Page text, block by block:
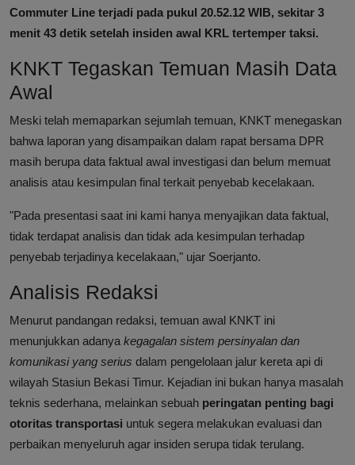
Commuter Line terjadi pada pukul 20.52.12 WIB, sekitar 3
menit 43 detik setelah insiden awal KRL tertemper taksi.
KNKT Tegaskan Temuan Masih Data
Awal
Meski telah memaparkan sejumlah temuan, KNKT menegaskan
bahwa laporan yang disampaikan dalam rapat bersama DPR
masih berupa data faktual awal investigasi dan belum memuat
analisis atau kesimpulan final terkait penyebab kecelakaan.
"Pada presentasi saat ini kami hanya menyajikan data faktual,
tidak terdapat analisis dan tidak ada kesimpulan terhadap
penyebab terjadinya kecelakaan," ujar Soerjanto.
Analisis Redaksi
Menurut pandangan redaksi, temuan awal KNKT ini
menunjukkan adanya kegagalan sistem persinyalan dan
komunikasi yang serius dalam pengelolaan jalur kereta api di
wilayah Stasiun Bekasi Timur. Kejadian ini bukan hanya masalah
teknis sederhana, melainkan sebuah peringatan penting bagi
otoritas transportasi untuk segera melakukan evaluasi dan
perbaikan menyeluruh agar insiden serupa tidak terulang.